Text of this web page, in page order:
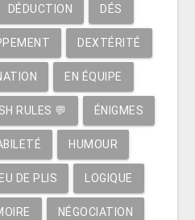
DÉDUCTION DÉS
DEXTÉRITÉ
EN ÉQUIPE
RULES 💬 ÉNIGMES
HUMOUR
DE PLIS LOGIQUE
NÉGOCIATION